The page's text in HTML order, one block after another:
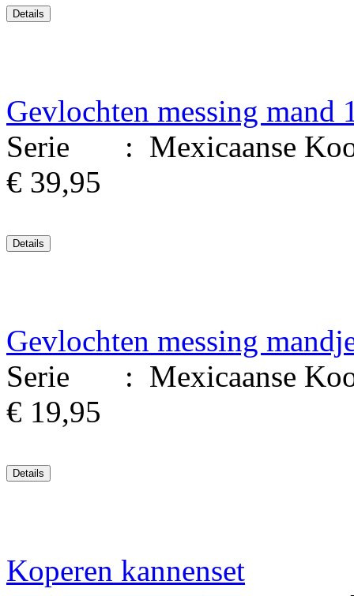
Gevlochten messing mand
Serie : Mexicaanse
€ 39,95
Gevlochten messing
Serie : Mexicaanse
€ 19,95
Koperen kannenset